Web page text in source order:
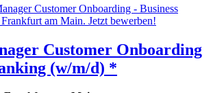
Customer Onboarding
(w/m/d) *